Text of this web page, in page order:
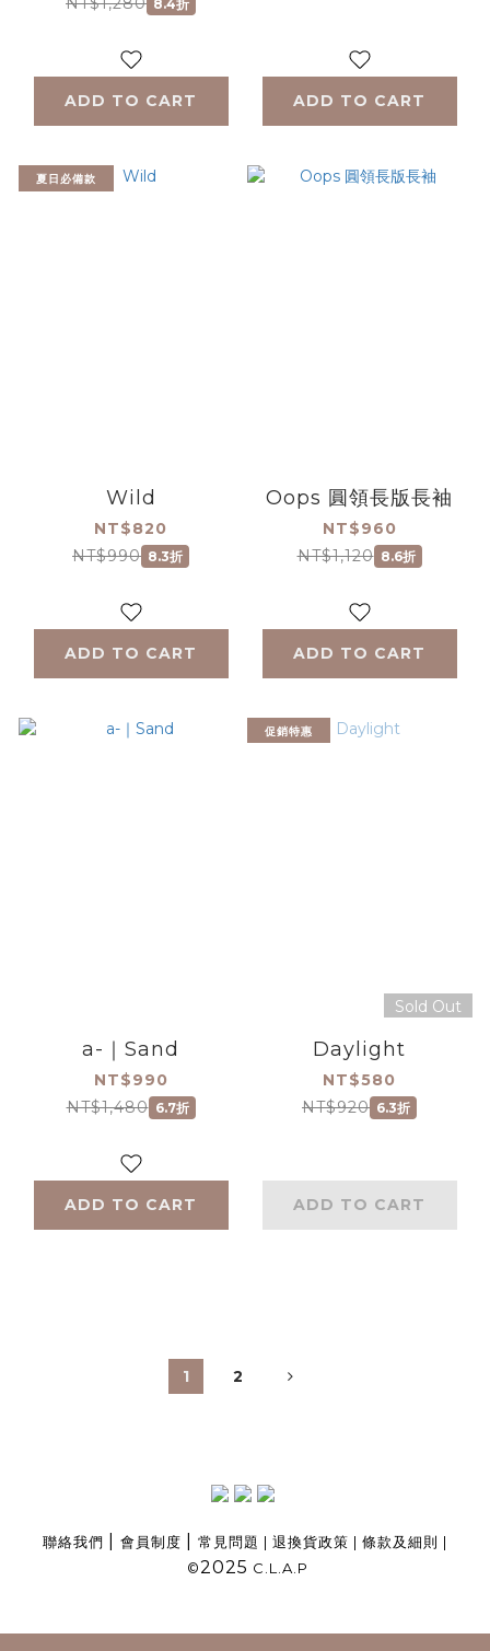
8.4折
ADD TO CART ADD TO CART
夏日必備款
Wild
NT$820
NT$990 8.3折
ADD TO CART
Oops 圓領長版長袖
NT$960
NT$1,120 8.6折
ADD TO CART
a-｜Sand
NT$990
NT$1,480 6.7折
ADD TO CART
促銷特惠
Sold Out
Daylight
NT$580
NT$920 6.3折
ADD TO CART
1 2
聯絡我們 會員制度 常見問題 | 退換貨政策 | 條款及細則 |
©2025 C.L.A.P